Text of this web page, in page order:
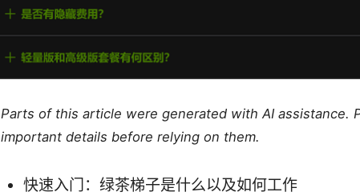
Parts of this article were generated with AI assistance.
important details before relying on them.
快速入门：绿茶梯子是什么以及如何工作